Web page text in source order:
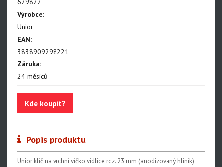
Nářadí na řetězy
Nářadí na brzdy
Nářadí na rámy a vidlice
Nářadí na vidlice a tlumiče
Nářadí na servis plášťů a duší
Centrovací stolice
629822
Výrobce:
Unior
EAN:
3838909298221
Záruka:
24 měsíců
Kde koupit?
Popis produktu
Unior klíč na vrchní víčko vidlice roz. 23 mm (anodizovaný hliník)